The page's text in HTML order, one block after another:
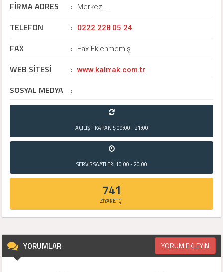
FİRMA ADRES : Merkez, ..
TELEFON : 0222 228 05 24
FAX : Fax Eklenmemiş
WEB SİTESİ : www.kalmak.com.tr
SOSYAL MEDYA :
AÇILIŞ - KAPANIŞ09:00 - 21:00
SERVİS SAATLERİ 10:00 - 20:00
741
ZİYARETÇİ
YORUMLAR YORUM EKLEYİN